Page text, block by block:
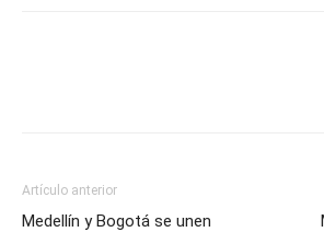
Artículo anterior
Medellín y Bogotá se unen